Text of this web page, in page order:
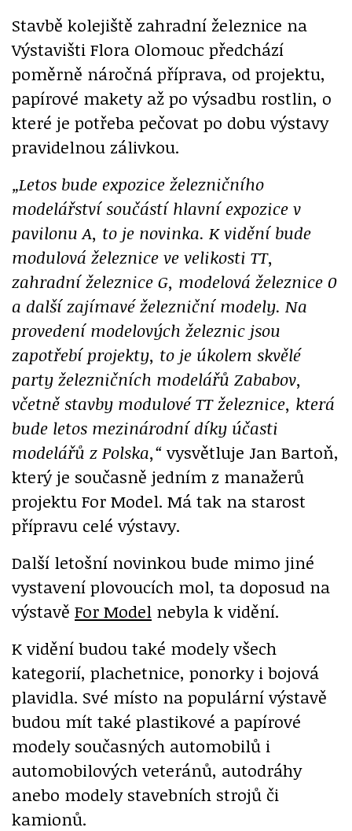
Stavbě kolejiště zahradní železnice na
Výstavišti Flora Olomouc předchází
poměrně náročná příprava, od projektu,
papírové makety až po výsadbu rostlin, o
které je potřeba pečovat po dobu výstavy
pravidelnou zálivkou.
„Letos bude expozice železničního
modelářství součástí hlavní expozice v
pavilonu A, to je novinka. K vidění bude
modulová železnice ve velikosti TT,
zahradní železnice G, modelová železnice 0
a další zajímavé železniční modely. Na
provedení modelových železnic jsou
zapotřebí projekty, to je úkolem skvělé
party železničních modelářů Zababov,
včetně stavby modulové TT železnice, která
bude letos mezinárodní díky účasti
modelářů z Polska,“ vysvětluje Jan Bartoň,
který je současně jedním z manažerů
projektu For Model. Má tak na starost
přípravu celé výstavy.
Další letošní novinkou bude mimo jiné
vystavení plovoucích mol, ta doposud na
výstavě For Model nebyla k vidění.
K vidění budou také modely všech
kategorií, plachetnice, ponorky i bojová
plavidla. Své místo na populární výstavě
budou mít také plastikové a papírové
modely současných automobilů i
automobilových veteránů, autodráhy
anebo modely stavebních strojů či
kamionů.